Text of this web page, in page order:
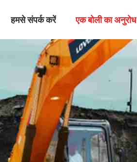
हमसे संपर्क करें एक बोली का अनुरोध